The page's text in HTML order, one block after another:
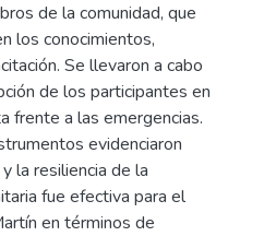
de la comunidad, que
los conocimientos,
Se llevaron a cabo
de los participantes en
frente a las emergencias.
evidenciaron
la resiliencia de la
fue efectiva para el
en términos de